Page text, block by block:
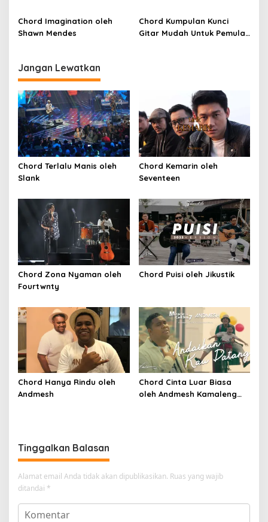
SKA)
Chord Imagination oleh
Shawn Mendes
Chord Kumpulan Kunci
Gitar Mudah Untuk Pemula
Jangan Lewatkan
Chord Terlalu Manis oleh
Slank
Chord Kemarin oleh
Seventeen
Chord Zona Nyaman oleh
Fourtwnty
Chord Puisi oleh Jikustik
Chord Hanya Rindu oleh
Andmesh
Chord Cinta Luar Biasa
oleh Andmesh Kamaleng
Tinggalkan Balasan
Alamat email Anda tidak akan dipublikasikan. Ruas yang wajib
ditandai *